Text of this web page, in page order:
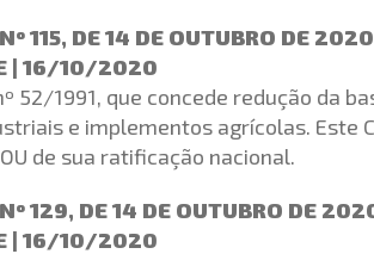
115, DE 14 DE OUTUBRO DE 2020
| 16/10/2020
52/1991, que concede redução da
e implementos agrícolas. Este
de sua ratificação nacional.
129, DE 14 DE OUTUBRO DE
| 16/10/2020